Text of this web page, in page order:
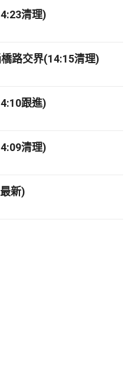
清理)
路交界(14:15清理)
跟進)
清理)
新)